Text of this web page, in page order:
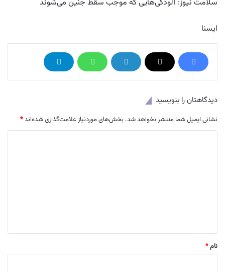
سلامت نیوز: آلودگی‌هایی که موجب سقط جنین می‌شوند
ایسنا
دیدگاهتان را بنویسید
نشانی ایمیل شما منتشر نخواهد شد. بخش‌های موردنیاز علامت‌گذاری شده‌اند*
نام*